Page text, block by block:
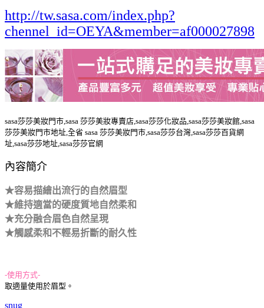
http://tw.sasa.com/index.php?
chennel_id=OEYA&member=af000027898
sasa莎莎美妝門市,sasa 莎莎美妝專賣店,sasa莎莎化妝品,sasa莎莎美妝館,sasa
莎莎美妝門市地址,全省 sasa 莎莎美妝門市,sasa莎莎台灣,sasa莎莎百貨網
址,sasa莎莎地址,sasa莎莎官網
內容簡介
★容易描繪出流行的自然眉型
★維持適當的硬度質地自然柔和
★充分融合眉色自然呈現
★觸感柔和不輕易折斷的耐久性
-使用方式-
取適量使用於眉型 。
snug